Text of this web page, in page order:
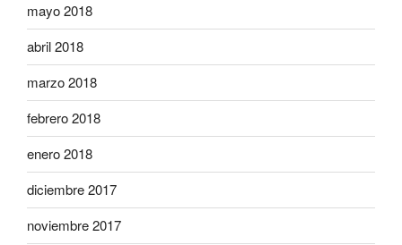
mayo 2018
abril 2018
marzo 2018
febrero 2018
enero 2018
diciembre 2017
noviembre 2017